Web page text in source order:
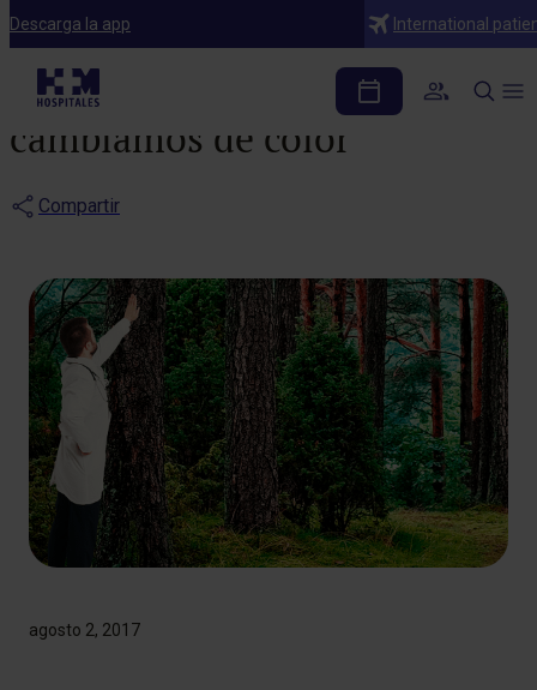
Descarga la app International
Noticias
Por una buena causa, nos
cambiamos de color
Compartir
agosto 2, 2017